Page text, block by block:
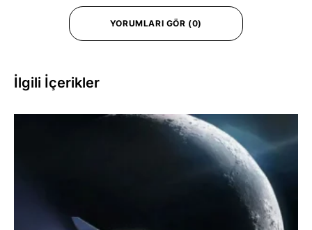
YORUMLARI GÖR (0)
İlgili İçerikler